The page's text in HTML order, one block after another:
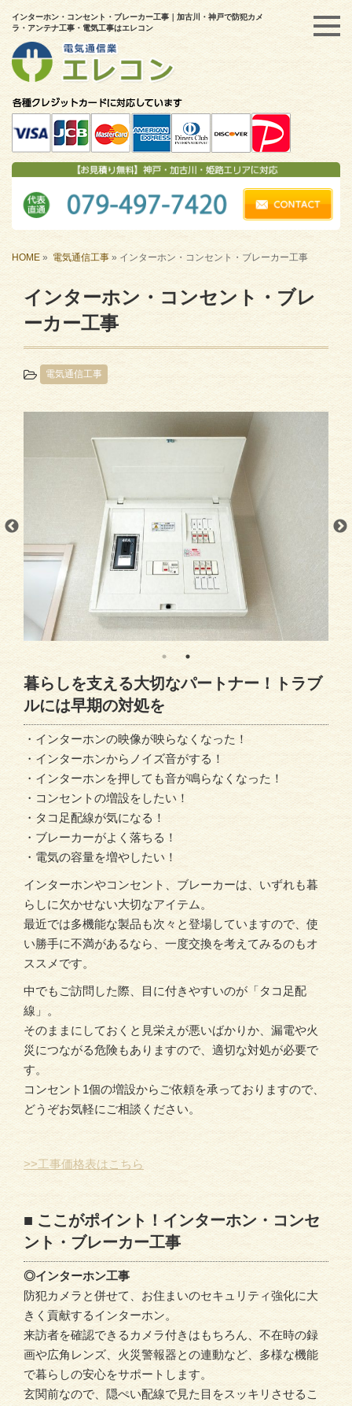
インターホン・コンセント・ブレーカー工事｜加古川・神戸で防犯カメ
ラ・アンテナ工事・電気工事はエレコン
HOME » 電気通信工事 » インターホン・コンセント・ブレーカー工事
インターホン・コンセント・ブレ
ーカー工事
電気通信工事
暮らしを支える大切なパートナー！トラブ
ルには早期の対処を
・インターホンの映像が映らなくなった！
・インターホンからノイズ音がする！
・インターホンを押しても音が鳴らなくなった！
・コンセントの増設をしたい！
・タコ足配線が気になる！
・ブレーカーがよく落ちる！
・電気の容量を増やしたい！
インターホンやコンセント、ブレーカーは、いずれも暮
らしに欠かせない大切なアイテム。
最近では多機能な製品も次々と登場していますので、使
い勝手に不満があるなら、一度交換を考えてみるのもオ
ススメです。
中でもご訪問した際、目に付きやすいのが「タコ足配
線」。
そのままにしておくと見栄えが悪いばかりか、漏電や火
災につながる危険もありますので、適切な対処が必要で
す。
コンセント1個の増設からご依頼を承っておりますので、
どうぞお気軽にご相談ください。
>>工事価格表はこちら
■ ここがポイント！インターホン・コンセ
ント・ブレーカー工事
◎インターホン工事
防犯カメラと併せて、お住まいのセキュリティ強化に大
きく貢献するインターホン。
来訪者を確認できるカメラ付きはもちろん、不在時の録
画や広角レンズ、火災警報器との連動など、多様な機能
で暮らしの安心をサポートします。
玄関前なので、隠ぺい配線で見た目をスッキリさせるこ